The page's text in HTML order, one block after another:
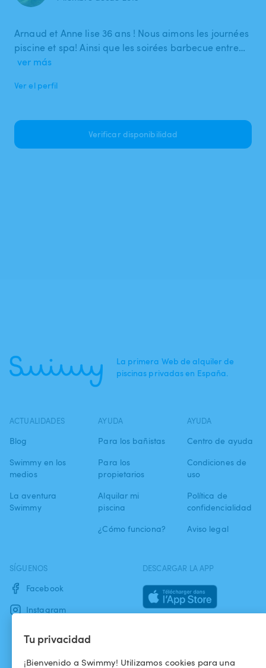
Tu privacidad
¡Bienvenido a Swimmy! Utilizamos cookies para una
Arnaud et Anne lise 36 ans ! Nous aimons les journées
piscine et spa! Ainsi que les soirées barbecue entre…
ver más
Ver el perfil
Verificar disponibilidad
La primera Web de alquiler de
piscinas privadas en España.
ACTUALIDADES
Blog
Swimmy en los
medios
La aventura
Swimmy
AYUDA
Para los bañistas
Para los
propietarios
Alquilar mi
piscina
¿Cómo funciona?
AYUDA
Centro de ayuda
Condiciones de
uso
Política de
confidencialidad
Aviso legal
SÍGUENOS
Facebook
Instagram
DESCARGAR LA APP